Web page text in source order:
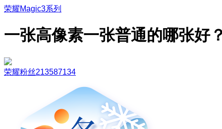
荣耀Magic3系列
一张高像素一张普通的哪张好
荣耀粉丝213587134